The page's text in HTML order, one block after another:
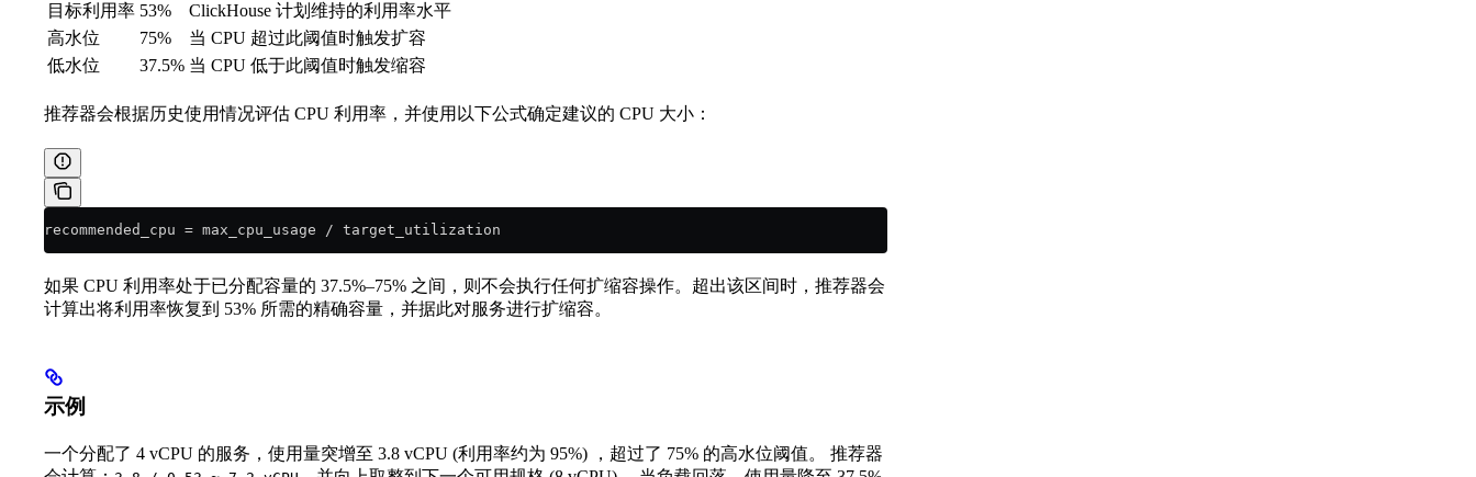
目标利用率 53%
ClickHouse 计划维持的利用率水平
高水位
75%
当 CPU 超过此阈值时触发扩容
低水位
37.5% 当 CPU 低于此阈值时触发缩容
推荐器会根据历史使用情况评估 CPU 利用率，并使用以下公式确定建议的 CPU 大小：
recommended_cpu = max_cpu_usage / target_utilization
如果 CPU 利用率处于已分配容量的 37.5%–75% 之间，则不会执行任何扩缩容操作。超出该区间时，推荐器会
计算出将利用率恢复到 53% 所需的精确容量，并据此对服务进行扩缩容。
示例
一个分配了 4 vCPU 的服务，使用量突增至 3.8 vCPU (利用率约为 95%) ，超过了 75% 的高水位阈值。 推荐器